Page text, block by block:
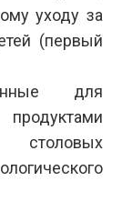
уходу за
(первый
для